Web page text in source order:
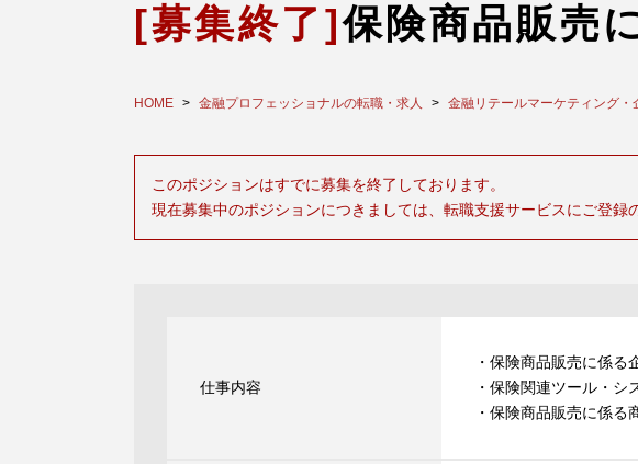
[募集終了]保険商品販売
HOME 金融プロフェッショナルの転職・求人 金融リテールマーケティング・
このポジションはすでに募集を終了しております。
現在募集中のポジションにつきましては、転職支援サービスにご登録
仕事内容
・保険商品販売に係る
・保険関連ツール・シ
・保険商品販売に係る